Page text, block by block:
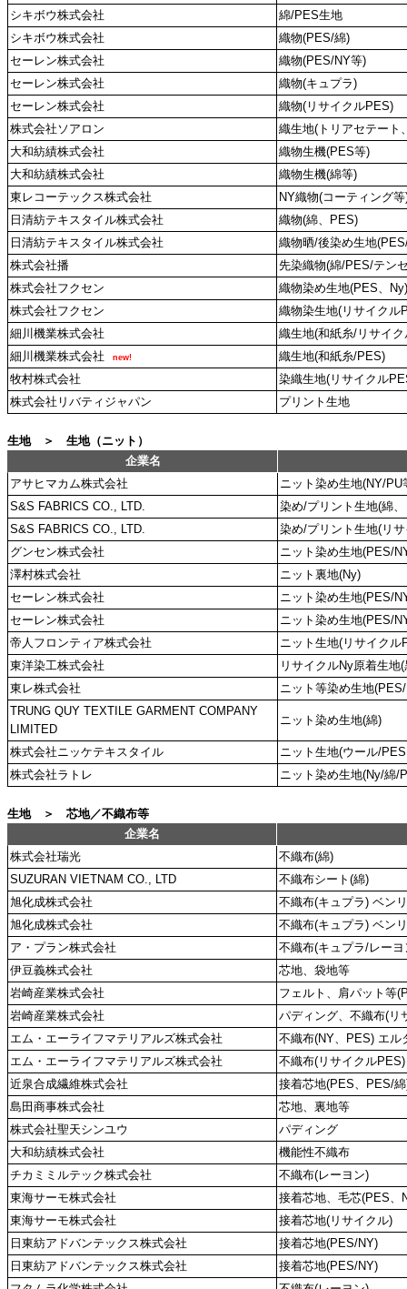
シキボウ株式会社
綿/PES生地
シキボウ株式会社
織物(PES/綿)
セーレン株式会社
織物(PES/NY等)
セーレン株式会社
織物(キュプラ)
セーレン株式会社
織物(リサイクルPES)
株式会社ソアロン
織生地(トリアセテート
大和紡績株式会社
織物生機(PES等)
大和紡績株式会社
織物生機(綿等)
東レコーテックス株式会社
NY織物(コーティング等
日清紡テキスタイル株式会社
織物(綿、PES)
日清紡テキスタイル株式会社
織物晒/後染め生地
株式会社播
先染織物(綿/PES/テン
株式会社フクセン
織物染め生地(PES、Ny)
株式会社フクセン
織物染生地(リサイクル
細川機業株式会社
織生地(和紙糸/リサイ
細川機業株式会社 new!
織生地(和紙糸/PES)
牧村株式会社
染織生地(リサイクル
株式会社リバティジャパン
プリント生地
生地 ＞ 生地（ニット）
企業名
アサヒマカム株式会社
ニット染め生地(NY/PU
S&S FABRICS CO., LTD.
染め/プリント生地(綿
S&S FABRICS CO., LTD.
染め/プリント生地(リ
グンセン株式会社
ニット染め生地(PES/
澤村株式会社
ニット裏地(Ny)
セーレン株式会社
ニット染め生地(PES/
セーレン株式会社
ニット染め生地(PES/
帝人フロンティア株式会社
ニット生地(リサイクル
東洋染工株式会社
リサイクルNy原着生地(
東レ株式会社
ニット等染め生地
TRUNG QUY TEXTILE GARMENT COMPANY
LIMITED
ニット染め生地(綿)
株式会社ニッケテキスタイル
ニット生地(ウール/
株式会社ラトレ
ニット染め生地(Ny/綿/
生地 ＞ 芯地／不織布等
企業名
株式会社瑞光
不織布(綿)
SUZURAN VIETNAM CO., LTD
不織布シート(綿)
旭化成株式会社
不織布(キュプラ) ベン
旭化成株式会社
不織布(キュプラ) ベン
ア・プラン株式会社
不織布(キュプラ/レーヨ
伊豆義株式会社
芯地、袋地等
岩崎産業株式会社
フェルト、肩パット等
岩崎産業株式会社
パディング、不織布(リ
エム・エーライフマテリアルズ株式会社
不織布(NY、PES) エル
エム・エーライフマテリアルズ株式会社
不織布(リサイクルPES)
近泉合成繊維株式会社
接着芯地(PES、PES/
島田商事株式会社
芯地、裏地等
株式会社聖天シンユウ
パディング
大和紡績株式会社
機能性不織布
チカミミルテック株式会社
不織布(レーヨン)
東海サーモ株式会社
接着芯地、毛芯(PES、
東海サーモ株式会社
接着芯地(リサイクル)
日東紡アドバンテックス株式会社
接着芯地(PES/NY)
日東紡アドバンテックス株式会社
接着芯地(PES/NY)